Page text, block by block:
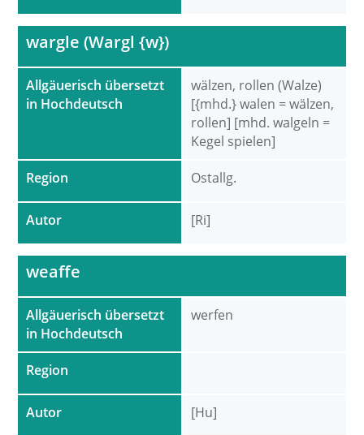
Allgäuerisch übersetzt
in Hochdeutsch
Region
Autor
wargle (Wargl {w})
wälzen, rollen (Walze)
[{mhd.} walen = wälzen,
rollen] [mhd. walgeln =
Kegel spielen]
Ostallg.
[Ri]
Allgäuerisch übersetzt
in Hochdeutsch
Region
Autor
weaffe
werfen
[Hu]